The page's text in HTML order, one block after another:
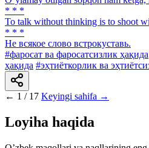
* * *
To talk without thinking is to shoot
* * *
He всякое слово встрокуставь.
#фаросат ва фаросатсизлик ҳақида
ҳақида #эҳтиёткорлик ва
← 1 / 17 Keyingi sahifa →
Loyiha haqida